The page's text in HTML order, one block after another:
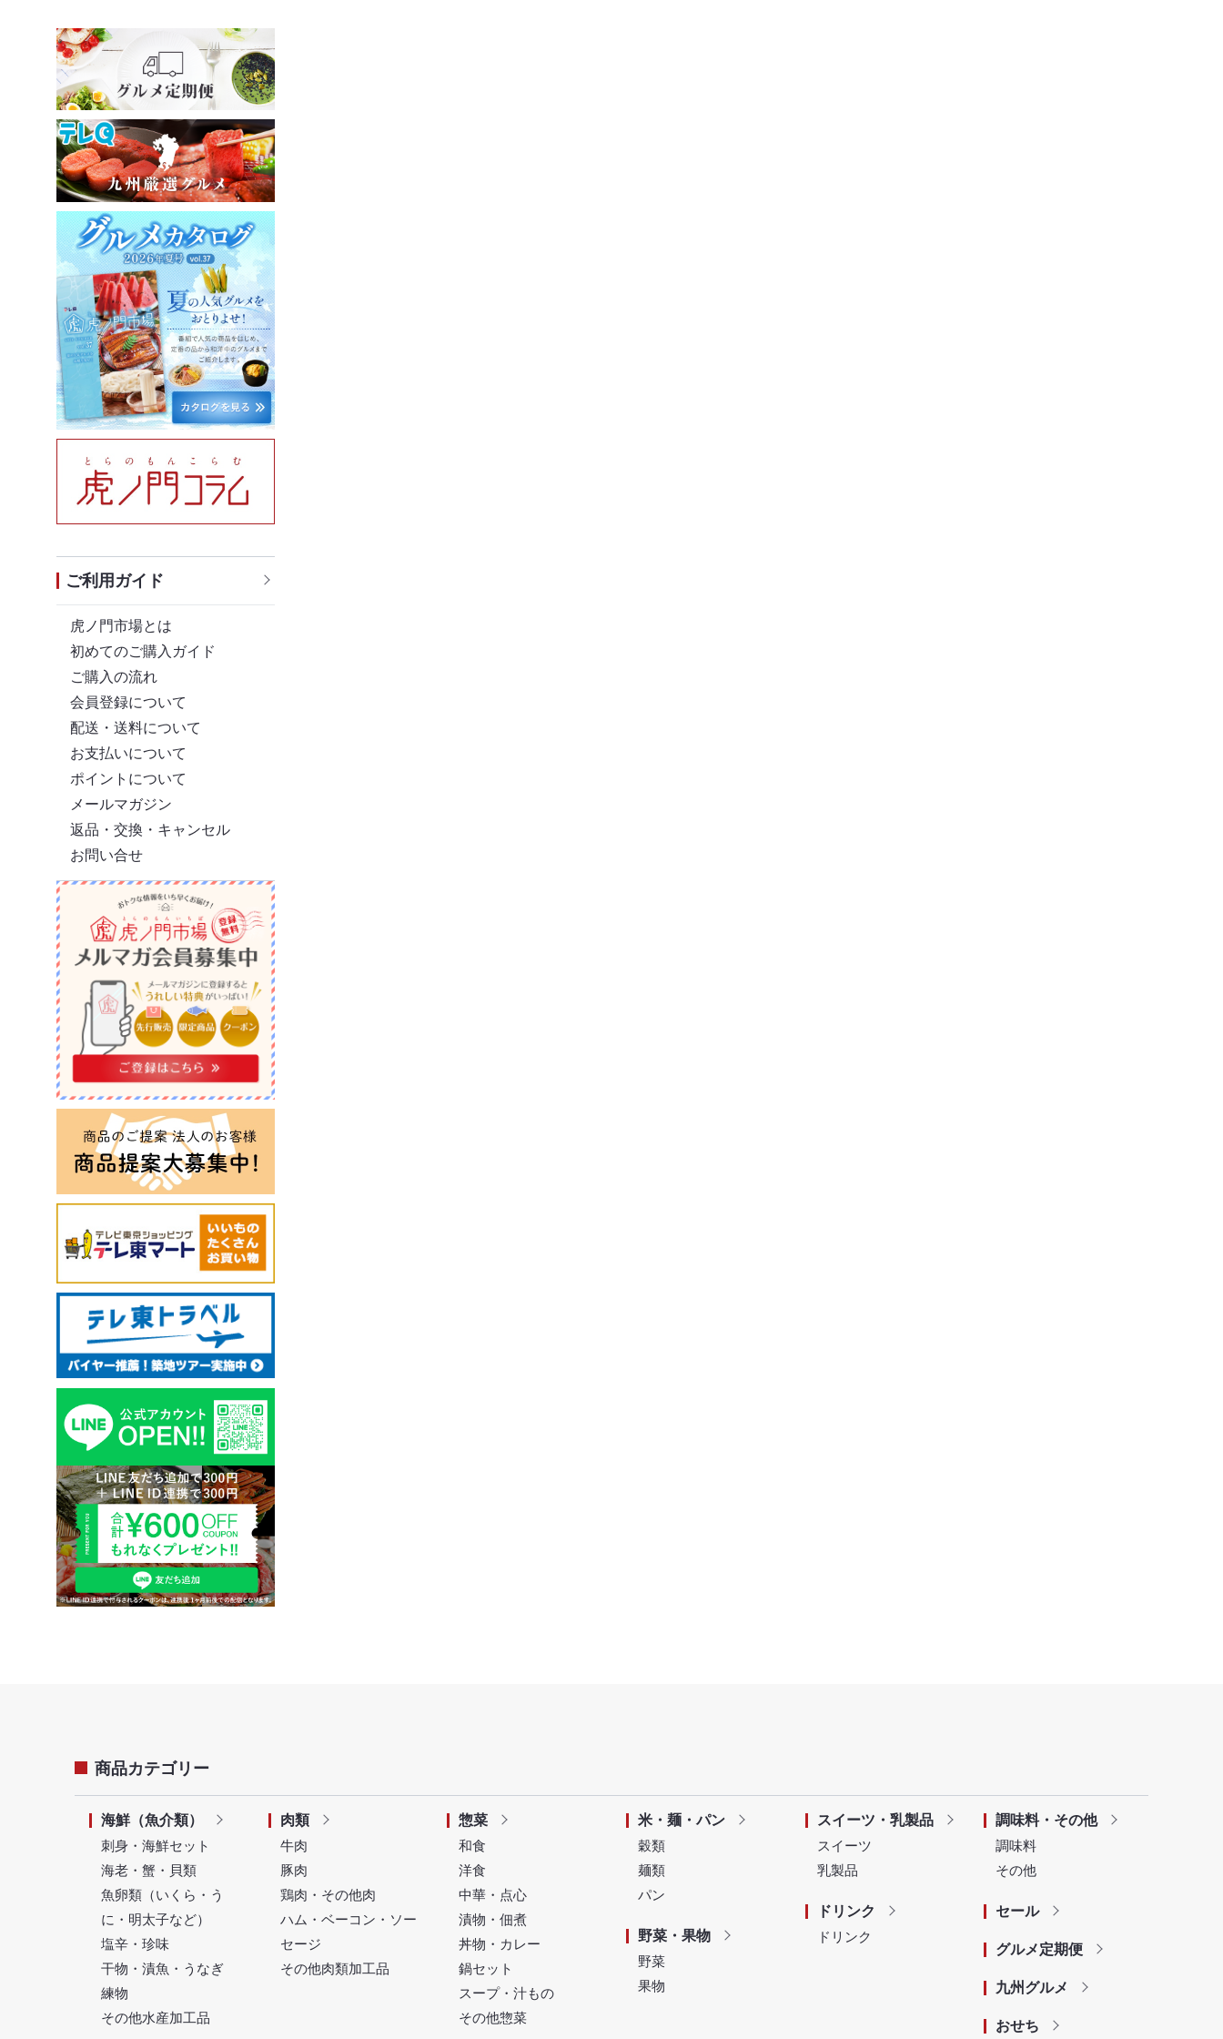
ご利用ガイド
虎ノ門市場とは
初めてのご購入ガイド
ご購入の流れ
会員登録について
配送・送料について
お支払いについて
ポイントについて
メールマガジン
返品・交換・キャンセル
お問い合せ
商品カテゴリー
海鮮（魚介類）
刺身・海鮮セット
海老・蟹・貝類
魚卵類（いくら・う
に・明太子など）
塩辛・珍味
干物・漬魚・うなぎ
練物
その他水産加工品
肉類
牛肉
豚肉
鶏肉・その他肉
ハム・ベーコン・ソー
セージ
その他肉類加工品
惣菜
和食
洋食
中華・点心
漬物・佃煮
丼物・カレー
鍋セット
スープ・汁もの
その他惣菜
米・麺・パン
穀類
麺類
パン
野菜・果物
野菜
果物
スイーツ・乳製品
スイーツ
乳製品
ドリンク
ドリンク
調味料・その他
調味料
その他
セール
グルメ定期便
九州グルメ
おせち